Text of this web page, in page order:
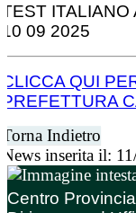
TEST
10 09 2025
CLICCA QUI
PREFETTURA
Torna Indietro
News inserita il:
Centro